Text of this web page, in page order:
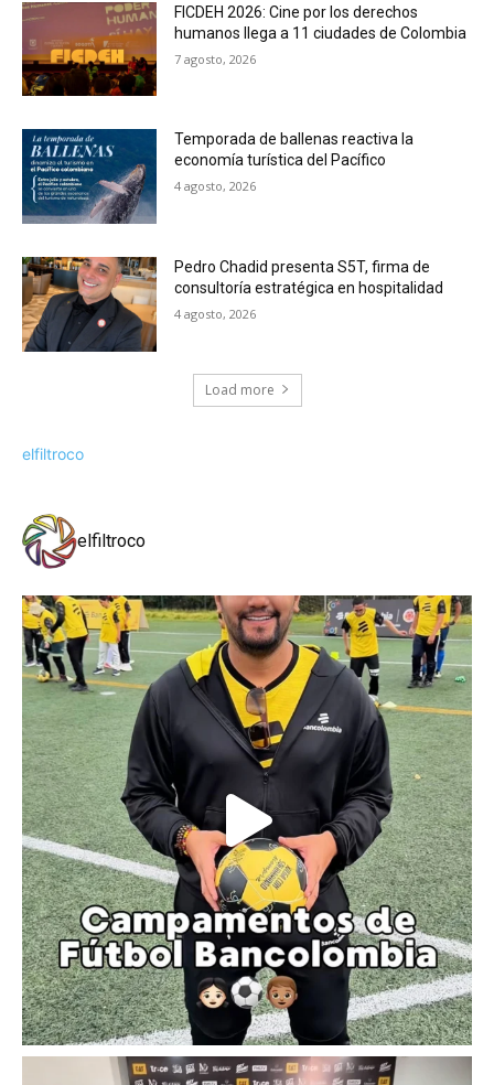
FICDEH 2026: Cine por los derechos
humanos llega a 11 ciudades de Colombia
7 agosto, 2026
Temporada de ballenas reactiva la
economía turística del Pacífico
4 agosto, 2026
Pedro Chadid presenta S5T, firma de
consultoría estratégica en hospitalidad
4 agosto, 2026
Load more
elfiltroco
elfiltroco